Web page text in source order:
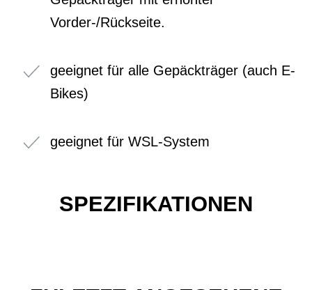
Vorder-/Rückseite.
geeignet für alle Gepäckträger (auch E-
Bikes)
geeignet für WSL-System
SPEZIFIKATIONEN